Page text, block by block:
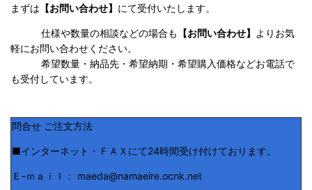
まずは 【お問い合わせ】 にて受付いたします。
仕様や数量の相談などの場合も 【お問い合わせ】
よりお気
軽にお問い合わせください。
希望数量・納品先・希望納期・希望購入価格などお電話で
も受付しています。
問合せ ご注文方法
■インターネット・ＦＡＸにて24時間受け付けております。
Ｅ-ｍａｉｌ： maeda@namaeire.ocnk.net